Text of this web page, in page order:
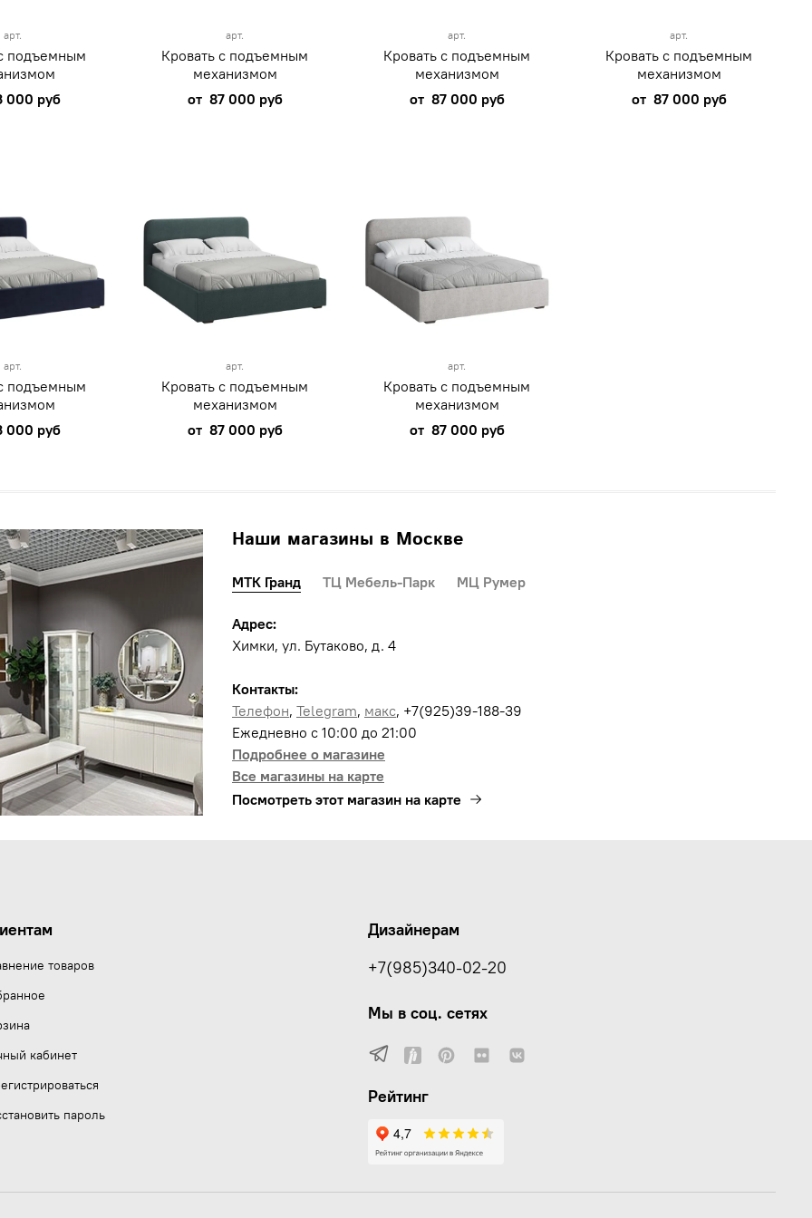
арт.
подъемным
000 руб
арт.
Кровать с подъемным
механизмом
от 87 000 руб
арт.
Кровать с подъемным
механизмом
от 87 000 руб
арт.
Кровать с подъемным
механизмом
от 87 000 руб
арт.
подъемным
000 руб
арт.
Кровать с подъемным
механизмом
от 87 000 руб
арт.
Кровать с подъемным
механизмом
от 87 000 руб
Наши магазины в Москве
МТК Гранд ТЦ Мебель-Парк МЦ Румер
Адрес:
Химки, ул. Бутаково, д. 4
Контакты:
Телефон, Telegram, макс, +7(925)39-188-39
Ежедневно с 10:00 до 21:00
Подробнее о магазине
Все магазины на карте
Посмотреть этот магазин на карте
товаров
кабинет
пароль
Дизайнерам
+7(985)340-02-20
Мы в соц. сетях
Рейтинг